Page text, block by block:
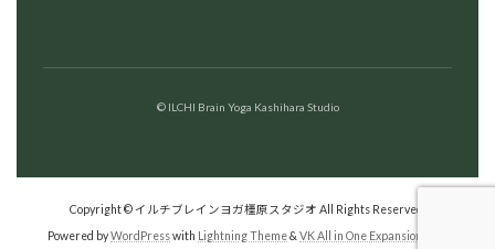
© ILCHI Brain Yoga Kashihara Studio
Copyright © イルチブレインヨガ橿原スタジオ All Rights Reserved.
Powered byWordPresswith Lightning Theme& VK All in One Expansion Unit